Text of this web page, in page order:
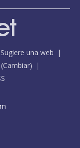
Sugiere una web
(Cambiar)